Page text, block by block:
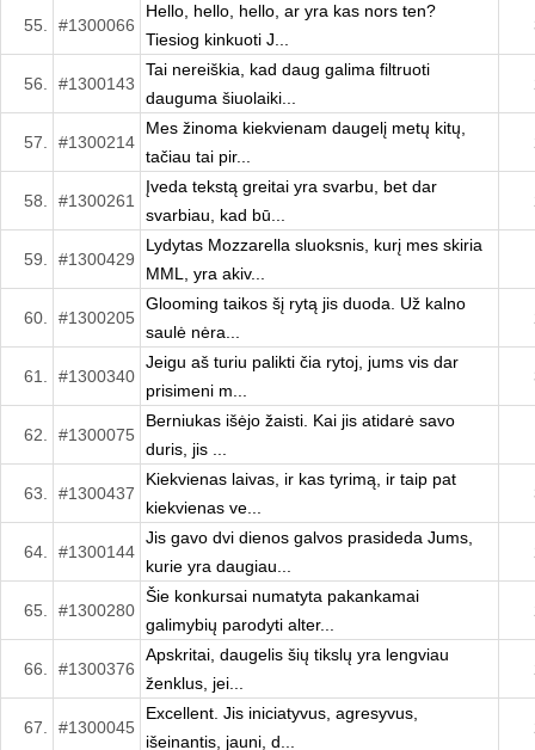
55. #1300066
Hello, hello, hello, ar yra kas nors ten?
Tiesiog kinkuoti J...
56. #1300143
Tai nereiškia, kad daug galima filtruoti
dauguma šiuolaiki...
57. #1300214
Mes žinoma kiekvienam daugelį metų kitų,
tačiau tai pir...
58. #1300261
Įveda tekstą greitai yra svarbu, bet dar
svarbiau, kad bū...
59. #1300429
Lydytas Mozzarella sluoksnis, kurį mes skiria
MML, yra akiv...
60. #1300205
Glooming taikos šį rytą jis duoda. Už kalno
saulė nėra...
61. #1300340
Jeigu aš turiu palikti čia rytoj, jums vis dar
prisimeni m...
62. #1300075
Berniukas išėjo žaisti. Kai jis atidarė savo
duris, jis ...
63. #1300437
Kiekvienas laivas, ir kas tyrimą, ir taip pat
kiekvienas ve...
64. #1300144
Jis gavo dvi dienos galvos prasideda Jums,
kurie yra daugiau...
65. #1300280
Šie konkursai numatyta pakankamai
galimybių parodyti alter...
66. #1300376
Apskritai, daugelis šių tikslų yra lengviau
ženklus, jei...
67. #1300045
Excellent. Jis iniciatyvus, agresyvus,
išeinantis, jauni, d...